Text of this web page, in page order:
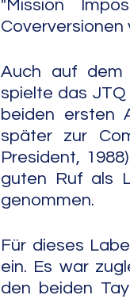
"Mission
Coverversionen
Auch auf dem
spielte das JTQ
beiden ersten
später zur
President,
guten Ruf als
genommen.
Für dieses
ein. Es war
den beiden